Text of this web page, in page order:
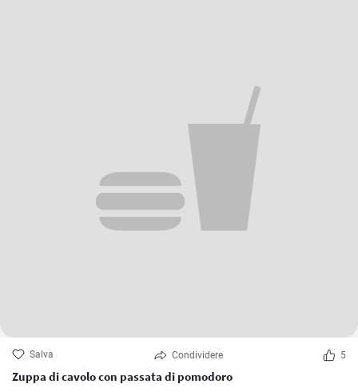
Salva Condividere 5
Zuppa di cavolo con passata di pomodoro